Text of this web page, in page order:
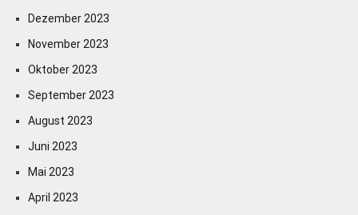
Dezember 2023
November 2023
Oktober 2023
September 2023
August 2023
Juni 2023
Mai 2023
April 2023